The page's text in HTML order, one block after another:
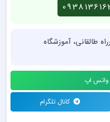
طالقانی، آموزشگاه
واتس اپ
کانال تلگرام